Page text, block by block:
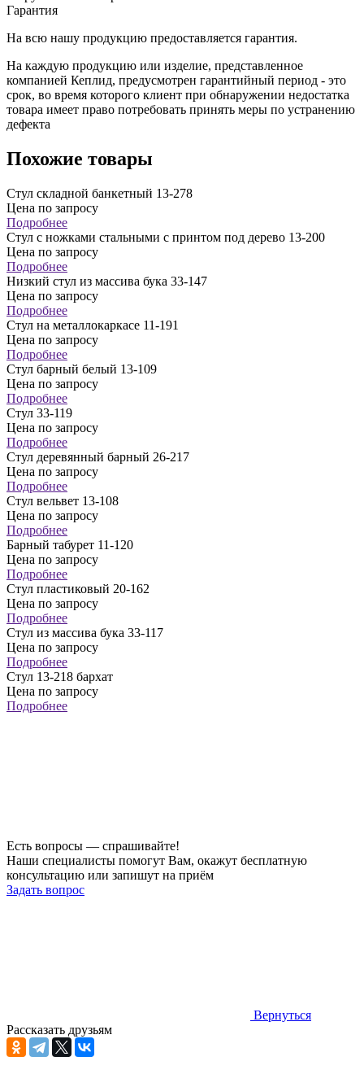
Гарантия
На всю нашу продукцию предоставляется гарантия.
На каждую продукцию или изделие, представленное
компанией Кеплид, предусмотрен гарантийный период - это
срок, во время которого клиент при обнаружении недостатка
товара имеет право потребовать принять меры по устранению
дефекта
Похожие товары
Стул складной банкетный 13-278
Цена по запросу
Подробнее
Стул с ножками стальными с принтом под дерево 13-200
Цена по запросу
Подробнее
Низкий стул из массива бука 33-147
Цена по запросу
Подробнее
Стул на металлокаркасе 11-191
Цена по запросу
Подробнее
Стул барный белый 13-109
Цена по запросу
Подробнее
Стул 33-119
Цена по запросу
Подробнее
Стул деревянный барный 26-217
Цена по запросу
Подробнее
Стул вельвет 13-108
Цена по запросу
Подробнее
Барный табурет 11-120
Цена по запросу
Подробнее
Стул пластиковый 20-162
Цена по запросу
Подробнее
Стул из массива бука 33-117
Цена по запросу
Подробнее
Стул 13-218 бархат
Цена по запросу
Подробнее
Есть вопросы — спрашивайте!
Наши специалисты помогут Вам, окажут бесплатную
консультацию или запишут на приём
Задать вопрос
Вернуться
Рассказать друзьям